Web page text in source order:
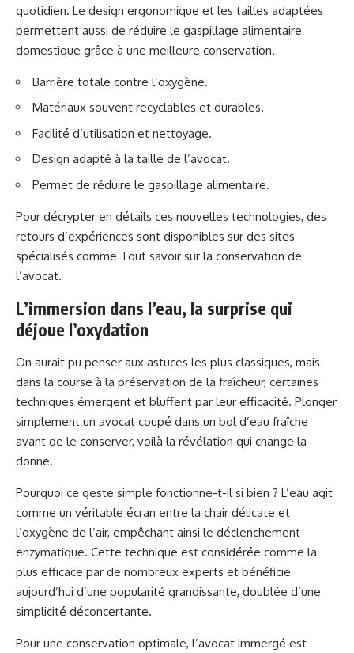
quotidien. Le design ergonomique et les tailles adaptées
permettent aussi de réduire le gaspillage alimentaire
domestique grâce à une meilleure conservation.
Barrière totale contre l’oxygène.
Matériaux souvent recyclables et durables.
Facilité d’utilisation et nettoyage.
Design adapté à la taille de l’avocat.
Permet de réduire le gaspillage alimentaire.
Pour décrypter en détails ces nouvelles technologies, des
retours d’expériences sont disponibles sur des sites
spécialisés comme Tout savoir sur la conservation de
l’avocat.
L’immersion dans l’eau, la surprise qui
déjoue l’oxydation
On aurait pu penser aux astuces les plus classiques, mais
dans la course à la préservation de la fraîcheur, certaines
techniques émergent et bluffent par leur efficacité. Plonger
simplement un avocat coupé dans un bol d’eau fraîche
avant de le conserver, voilà la révélation qui change la
donne.
Pourquoi ce geste simple fonctionne-t-il si bien ? L’eau agit
comme un véritable écran entre la chair délicate et
l’oxygène de l’air, empêchant ainsi le déclenchement
enzymatique. Cette technique est considérée comme la
plus efficace par de nombreux experts et bénéficie
aujourd’hui d’une popularité grandissante, doublée d’une
simplicité déconcertante.
Pour une conservation optimale, l’avocat immergé est